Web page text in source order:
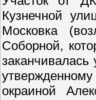
Кузнечной
Московка
Соборной,
окраиной